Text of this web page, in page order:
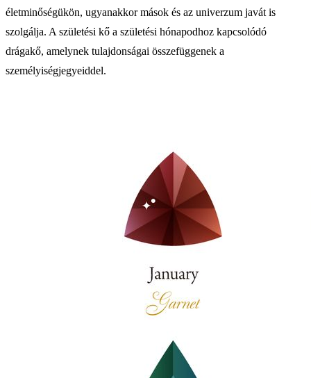
életminőségükön, ugyanakkor mások és az univerzum javát is
szolgálja. A születési kő a születési hónapodhoz kapcsolódó
drágakő, amelynek tulajdonságai összefüggenek a
személyiségjegyeiddel.